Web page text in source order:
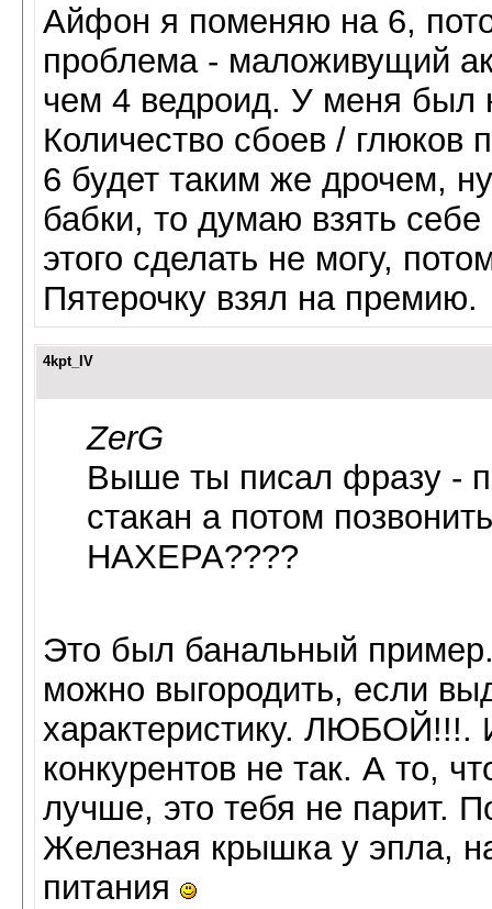
Айфон я поменяю на 6,
проблема - маложивущий
чем 4 ведроид. У меня был
Количество сбоев / глюков
6 будет таким же дрочем,
бабки, то думаю взять
этого сделать не могу,
Пятерочку взял на премию.
4kpt_IV
ZerG
Выше ты писал фразу -
стакан а потом
НАХЕРА????
Это был банальный
можно выгородить, если
характеристику. ЛЮБОЙ!!!.
конкурентов не так. А то,
лучше, это тебя не парит.
Железная крышка у эпла,
питания